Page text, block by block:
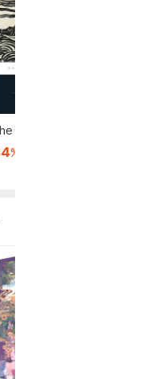
Odyssey
%